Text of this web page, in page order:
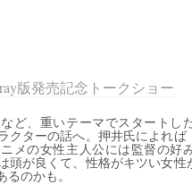
版発売記念トークショー
ど、重いテーマでスタートし
クターの話へ。押井氏によれば
メの女性主人公には監督の好
頭が良くて、性格がキツい女性
るのかも。